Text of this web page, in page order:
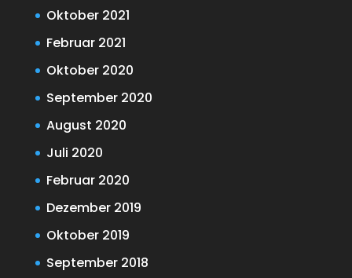
Oktober 2021
Februar 2021
Oktober 2020
September 2020
August 2020
Juli 2020
Februar 2020
Dezember 2019
Oktober 2019
September 2018